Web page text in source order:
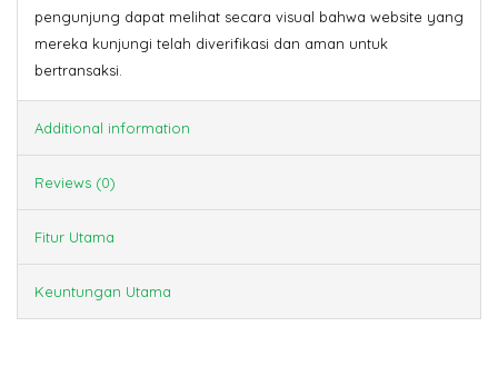
pengunjung dapat melihat secara visual bahwa website yang
mereka kunjungi telah diverifikasi dan aman untuk
bertransaksi.
Additional information
Reviews (0)
Fitur Utama
Keuntungan Utama